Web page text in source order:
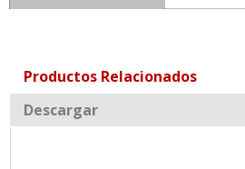
Productos Relacionados
Descargar